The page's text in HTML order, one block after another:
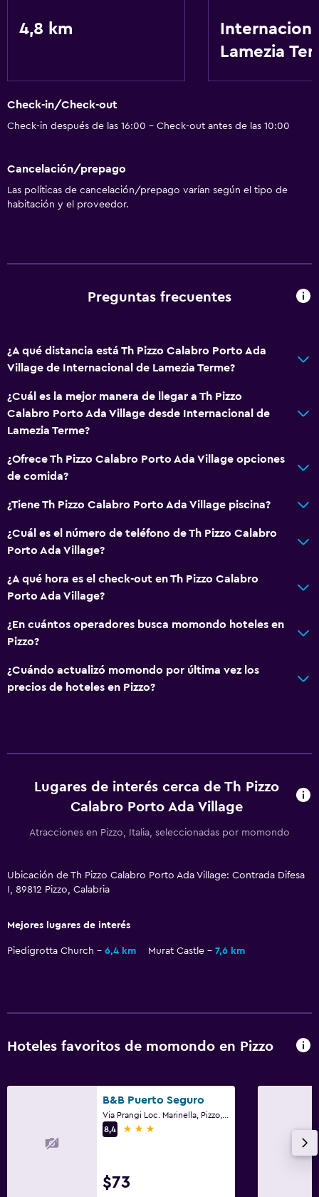
Parque infantil
Tenis
Servicios básicos
4,8 km
Lamezia
Check-in/Check-out
Check-in después de las 16:00 - Check-out antes de las 10:00
Cancelación/prepago
Las políticas de cancelación/prepago varían según el tipo de
habitación y el proveedor.
Preguntas frecuentes
¿A qué distancia está Th Pizzo Calabro Porto Ada
Village de Internacional de Lamezia Terme?
¿Cuál es la mejor manera de llegar a Th Pizzo
Calabro Porto Ada Village desde Internacional de
Lamezia Terme?
¿Ofrece Th Pizzo Calabro Porto Ada Village opciones
de comida?
¿Tiene Th Pizzo Calabro Porto Ada Village piscina?
¿Cuál es el número de teléfono de Th Pizzo Calabro
Porto Ada Village?
¿A qué hora es el check-out en Th Pizzo Calabro
Porto Ada Village?
¿En cuántos operadores busca momondo hoteles en
Pizzo?
¿Cuándo actualizó momondo por última vez los
precios de hoteles en Pizzo?
Lugares de interés cerca de Th Pizzo
Calabro Porto Ada Village
Atracciones en Pizzo, Italia, seleccionadas por momondo
Ubicación de Th Pizzo Calabro Porto Ada Village: Contrada Difesa
I, 89812 Pizzo, Calabria
Mejores lugares de interés
Piedigrotta Church 6,4 km Murat Castle 7,6 km
Hoteles favoritos de momondo en Pizzo
B&B Puerto Seguro
8,4
3 estrellas
$73